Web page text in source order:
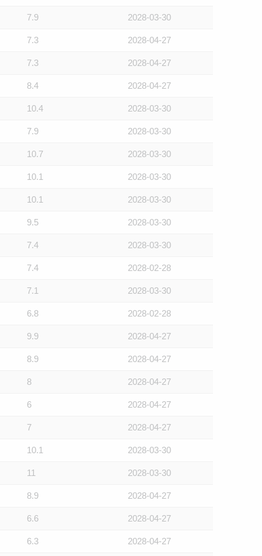
7.9 2028-03-30
7.3 2028-04-27
7.3 2028-04-27
8.4 2028-04-27
10.4 2028-03-30
7.9 2028-03-30
10.7 2028-03-30
10.1 2028-03-30
10.1 2028-03-30
9.5 2028-03-30
7.4 2028-03-30
7.4 2028-02-28
7.1 2028-03-30
6.8 2028-02-28
9.9 2028-04-27
8.9 2028-04-27
8 2028-04-27
6 2028-04-27
7 2028-04-27
10.1 2028-03-30
11 2028-03-30
8.9 2028-04-27
6.6 2028-04-27
6.3 2028-04-27